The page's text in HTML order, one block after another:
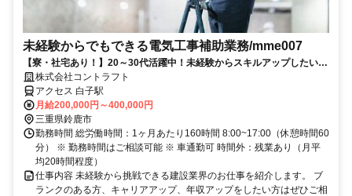
未経験からでもできる電気工事補助業務/mme007
【寮・社宅あり！】20～30代活躍中！未経験からスキルアップしたい方
を全面応援いたします！ ◎安定して長く働くことができる！建設業を支
えるお仕事です。
株式会社コントラフト
アクセス 白子駅
月給200,000円～400,000円
三重県鈴鹿市
勤務時間 総労働時間：1ヶ月あたり160時間 8:00~17:00（休憩時間60
分） ※ 勤務時間はご相談可能 ※ 車通勤可 時間外：残業あり（月平
均20時間程度）
仕事内容 未経験から挑戦できる建設業界のお仕事を紹介します。 ブ
ランクのある方、キャリアアップ、年収アップをしたい方はぜひご相